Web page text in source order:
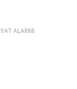
ALARMI